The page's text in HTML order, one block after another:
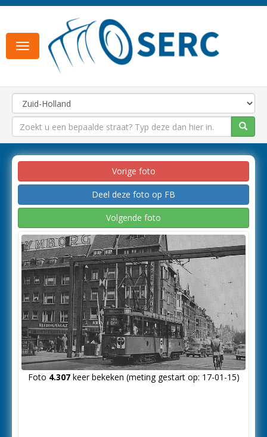
Toggle
navigation
Vorige foto
Deel deze foto op FB
Volgende foto
Foto 4.307keer bekeken (meting gestart op: 17-01-15)